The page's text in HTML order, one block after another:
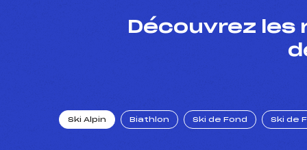
Découvrez
Ski Alpin Biathlon Ski de Fond Ski de